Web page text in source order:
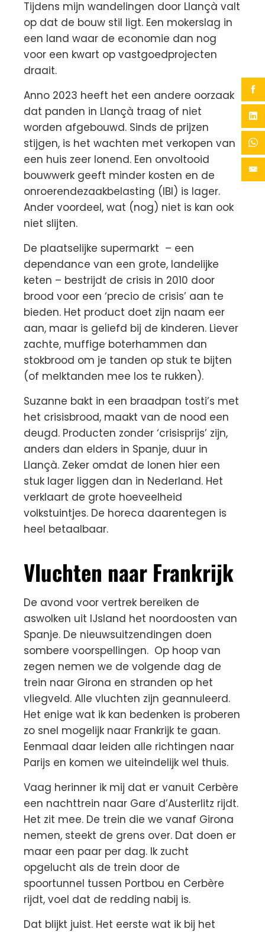
Tijdens mijn wandelingen door Llançà valt
op dat de bouw stil ligt. Een mokerslag in
een land waar de economie dan nog
voor een kwart op vastgoedprojecten
draait.
Anno 2023 heeft het een andere oorzaak
dat panden in Llançà traag of niet
worden afgebouwd. Sinds de prijzen
stijgen, is het wachten met verkopen van
een huis zeer lonend. Een onvoltooid
bouwwerk geeft minder kosten en de
onroerendezaakbelasting (IBI) is lager.
Ander voordeel, wat (nog) niet is kan ook
niet slijten.
De plaatselijke supermarkt – een
dependance van een grote, landelijke
keten – bestrijdt de crisis in 2010 door
brood voor een ‘precio de crisis’ aan te
bieden. Het product doet zijn naam eer
aan, maar is geliefd bij de kinderen. Liever
zachte, muffige boterhammen dan
stokbrood om je tanden op stuk te bijten
(of melktanden mee los te rukken).
Suzanne bakt in een braadpan tosti’s met
het crisisbrood, maakt van de nood een
deugd. Producten zonder ‘crisisprijs’ zijn,
anders dan elders in Spanje, duur in
Llançà. Zeker omdat de lonen hier een
stuk lager liggen dan in Nederland. Het
verklaart de grote hoeveelheid
volkstuintjes. De horeca daarentegen is
heel betaalbaar.
Vluchten naar Frankrijk
De avond voor vertrek bereiken de
aswolken uit IJsland het noordoosten van
Spanje. De nieuwsuitzendingen doen
sombere voorspellingen. Op hoop van
zegen nemen we de volgende dag de
trein naar Girona en stranden op het
vliegveld. Alle vluchten zijn geannuleerd.
Het enige wat ik kan bedenken is proberen
zo snel mogelijk naar Frankrijk te gaan.
Eenmaal daar leiden alle richtingen naar
Parijs en komen we uiteindelijk wel thuis.
Vaag herinner ik mij dat er vanuit Cerbère
een nachttrein naar Gare d’Austerlitz rijdt.
Het zit mee. De trein die we vanaf Girona
nemen, steekt de grens over. Dat doen er
maar een paar per dag. Ik zucht
opgelucht als de trein door de
spoortunnel tussen Portbou en Cerbère
rijdt, voel dat de redding nabij is.
Dat blijkt juist. Het eerste wat ik bij het